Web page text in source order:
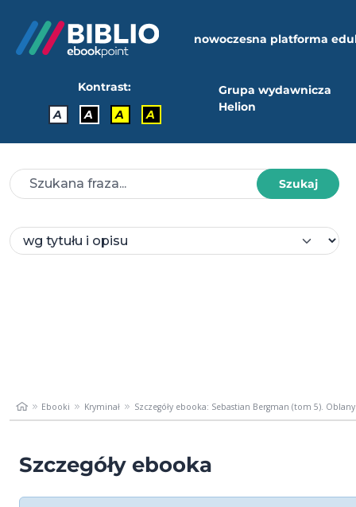
nowoczesna platforma
Kontrast:
A
A A A
Grupa wydawnicza
Helion
Szukaj
Ebooki Kryminał Szczegóły ebooka: Sebastian Bergman (tom 5).
Szczegóły ebooka